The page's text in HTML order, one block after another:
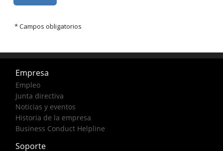
Empresa
Empleo
Junta directiva
Noticias y eventos
Historia de la empresa
Business Conduct Helpline
Soporte